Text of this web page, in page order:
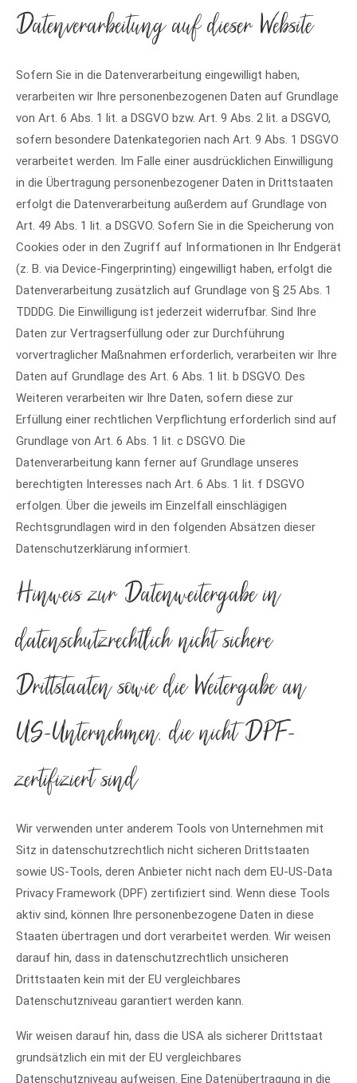
Datenverarbeitung auf dieser Website
Sofern Sie in die Datenverarbeitung eingewilligt haben,
verarbeiten wir Ihre personenbezogenen Daten auf Grundlage
von Art. 6 Abs. 1 lit. a DSGVO bzw. Art. 9 Abs. 2 lit. a DSGVO,
sofern besondere Datenkategorien nach Art. 9 Abs. 1 DSGVO
verarbeitet werden. Im Falle einer ausdrücklichen Einwilligung
in die Übertragung personenbezogener Daten in Drittstaaten
erfolgt die Datenverarbeitung außerdem auf Grundlage von
Art. 49 Abs. 1 lit. a DSGVO. Sofern Sie in die Speicherung von
Cookies oder in den Zugriff auf Informationen in Ihr Endgerät
(z. B. via Device-Fingerprinting) eingewilligt haben, erfolgt die
Datenverarbeitung zusätzlich auf Grundlage von § 25 Abs. 1
TDDDG. Die Einwilligung ist jederzeit widerrufbar. Sind Ihre
Daten zur Vertragserfüllung oder zur Durchführung
vorvertraglicher Maßnahmen erforderlich, verarbeiten wir Ihre
Daten auf Grundlage des Art. 6 Abs. 1 lit. b DSGVO. Des
Weiteren verarbeiten wir Ihre Daten, sofern diese zur
Erfüllung einer rechtlichen Verpflichtung erforderlich sind auf
Grundlage von Art. 6 Abs. 1 lit. c DSGVO. Die
Datenverarbeitung kann ferner auf Grundlage unseres
berechtigten Interesses nach Art. 6 Abs. 1 lit. f DSGVO
erfolgen. Über die jeweils im Einzelfall einschlägigen
Rechtsgrundlagen wird in den folgenden Absätzen dieser
Datenschutzerklärung informiert.
Hinweis zur Datenweitergabe in
datenschutzrechtlich nicht sichere
Drittstaaten sowie die Weitergabe an
US-Unternehmen, die nicht DPF-
zertifiziert sind
Wir verwenden unter anderem Tools von Unternehmen mit
Sitz in datenschutzrechtlich nicht sicheren Drittstaaten
sowie US-Tools, deren Anbieter nicht nach dem EU-US-Data
Privacy Framework (DPF) zertifiziert sind. Wenn diese Tools
aktiv sind, können Ihre personenbezogene Daten in diese
Staaten übertragen und dort verarbeitet werden. Wir weisen
darauf hin, dass in datenschutzrechtlich unsicheren
Drittstaaten kein mit der EU vergleichbares
Datenschutzniveau garantiert werden kann.
Wir weisen darauf hin, dass die USA als sicherer Drittstaat
grundsätzlich ein mit der EU vergleichbares
Datenschutzniveau aufweisen. Eine Datenübertragung in die